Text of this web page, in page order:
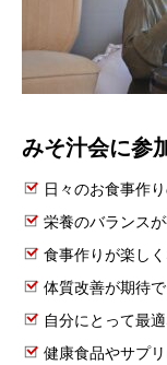
みそ汁会に参
日々のお食事作
栄養のバランスが
食事作りが楽し
体質改善が期待
自分にとって最
健康食品やサプ